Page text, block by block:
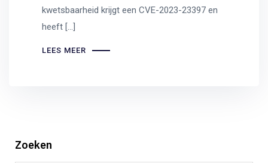
kwetsbaarheid krijgt een CVE-2023-23397 en
heeft […]
LEES MEER
Zoeken